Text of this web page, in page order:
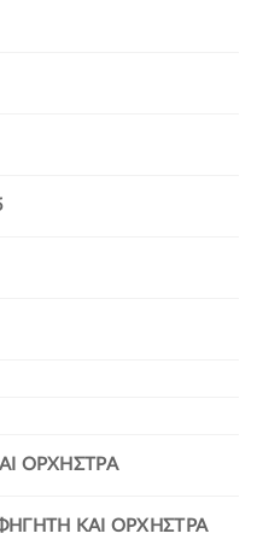
ΟΡΧΗΣΤΡΑ
ΚΑΙ ΟΡΧΗΣΤΡΑ